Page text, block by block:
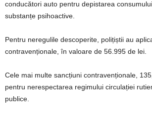
conducători auto pentru depistarea
substanțe psihoactive.
Pentru neregulile descoperite, polițiștii au
contravenționale, în valoare de 56.995 de lei.
Cele mai multe sancțiuni contravenționale,
pentru nerespectarea regimului circulației
publice.